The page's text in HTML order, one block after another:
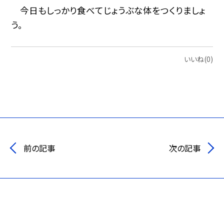
今日もしっかり食べてじょうぶな体をつくりましょ
う。
いいね(0)
前の記事 次の記事